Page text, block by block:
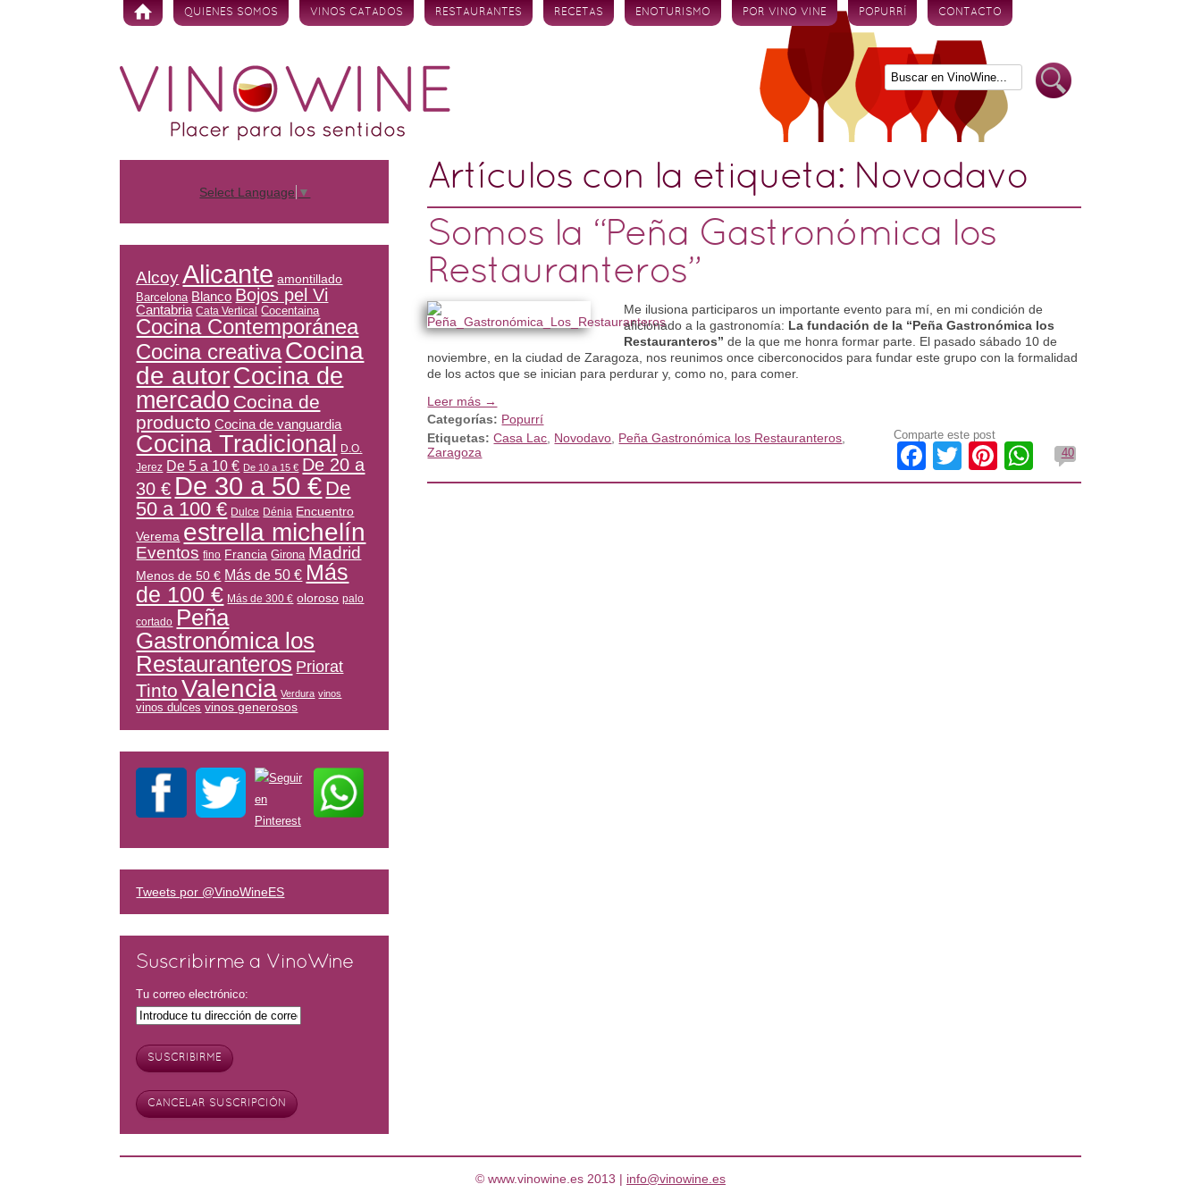
Skip to content
QUIENES SOMOS VINOS CATADOS RESTAURANTES RECETAS ENOTURISMO POR VINO VINE POPURRÍ CONTACTO
Artículos con la etiqueta: Novodavo
Somos la “Peña Gastronómica los
Restauranteros”
Me ilusiona participaros un importante evento para mí, en mi condición de
aficionado a la gastronomía: La fundación de la “Peña Gastronómica los
Restauranteros” de la que me honra formar parte. El pasado sábado 10 de
noviembre, en la ciudad de Zaragoza, nos reunimos once ciberconocidos para fundar este grupo con la formalidad
de los actos que se inician para perdurar y, como no, para comer.
Leer más →
Categorías: Popurrí
Etiquetas: Casa Lac Novodavo Peña Gastronómica los Restauranteros
Zaragoza
Comparte este post
Facebook
TwitterPinterest
WhatsApp
40
Select Language ▼
Alcoy Alicante amontillado
Barcelona Blanco Bojos pel Vi
Cantabria Cata Vertical Cocentaina
Cocina Contemporánea
Cocina creativaCocina
de autorCocina de
mercado Cocina de
producto Cocina de vanguardia
Cocina Tradicional
D.O.
Jerez De 5 a 10 € De 10 a 15 € De 20 a
30 € De 30 a 50 € De
50 a 100 € Dulce Dénia Encuentro
Verema estrella michelín
Eventos fino Francia Girona Madrid
Menos de 50 € Más de 50 € Más
de 100 € Más de 300 € oloroso palo
cortado Peña
Gastronómica los
Restauranteros Priorat
Tinto Valencia Verdura vinos
vinos dulces vinos generosos
Tweets por @VinoWineES
Suscribirme a VinoWine
Tu correo electrónico:
© www.vinowine.es 2013 | info@vinowine.es